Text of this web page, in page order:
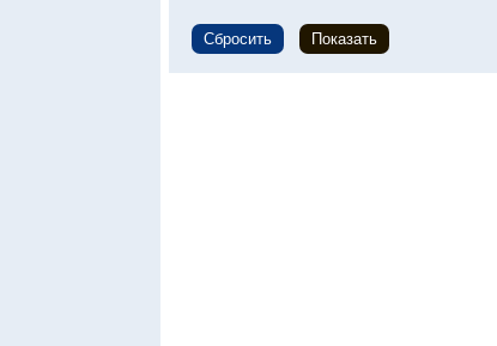
Сбросить Показать